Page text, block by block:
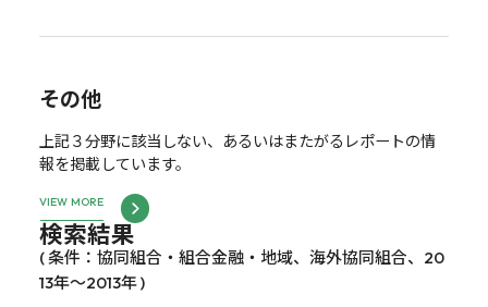
その他
上記３分野に該当しない、あるいはまたがるレポートの情
報を掲載しています。
VIEW MORE
検索結果
( 条件：協同組合・組合金融・地域、海外協同組合、20
13年～2013年 )